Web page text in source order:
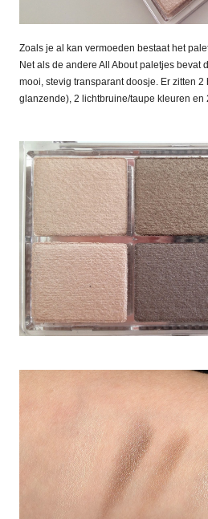
Zoals je al kan vermoeden bestaat het
Net als de andere All About paletjes bevat
mooi, stevig transparant doosje. Er zitten
glanzende), 2 lichtbruine/taupe kleuren